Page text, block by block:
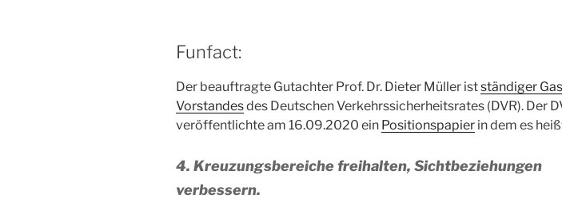
Funfact:
Der beauftragte Gutachter Prof. Dr. Dieter Müller istständiger
Vorstandesdes Deutschen Verkehrssicherheitsrates (DVR). Der
veröffentlichte am 16.09.2020 ein Positionspapier in dem es
4. Kreuzungsbereiche freihalten, Sichtbeziehungen
verbessern.